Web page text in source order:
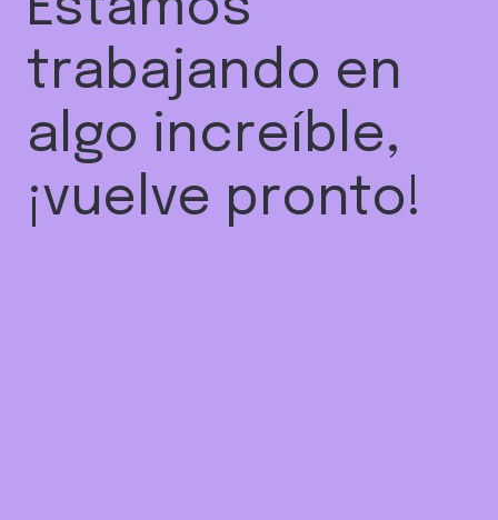
trabajando en
algo increíble,
¡vuelve pronto!